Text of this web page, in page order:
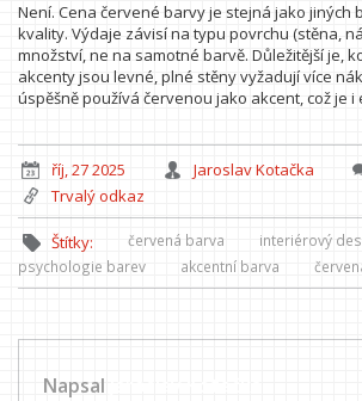
Není. Cena červené barvy je stejná jako jiných
kvality. Výdaje závisí na typu povrchu (stěna,
množství, ne na samotné barvě. Důležitější je,
akcenty jsou levné, plné stěny vyžadují více
úspěšně používá červenou jako akcent, což je i
říj, 27 2025 Jaroslav Kotačka
Trvalý odkaz
Štítky: červená barva
interiérový
psychologie barev
akcentní barva
Napsal